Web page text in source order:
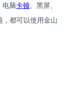
电脑卡顿、黑屏、
，都可以使用金山